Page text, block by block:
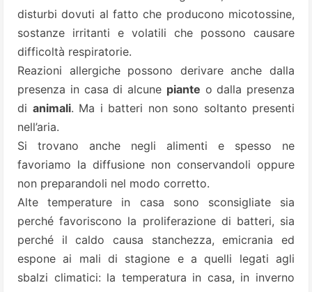
disturbi dovuti al fatto che producono micotossine,
sostanze irritanti e volatili che possono causare
difficoltà respiratorie.
Reazioni allergiche possono derivare anche dalla
presenza in casa di alcune piante o dalla presenza
di animali. Ma i batteri non sono soltanto presenti
nell’aria.
Si trovano anche negli alimenti e spesso ne
favoriamo la diffusione non conservandoli oppure
non preparandoli nel modo corretto.
Alte temperature in casa sono sconsigliate sia
perché favoriscono la proliferazione di batteri, sia
perché il caldo causa stanchezza, emicrania ed
espone ai mali di stagione e a quelli legati agli
sbalzi climatici: la temperatura in casa, in inverno